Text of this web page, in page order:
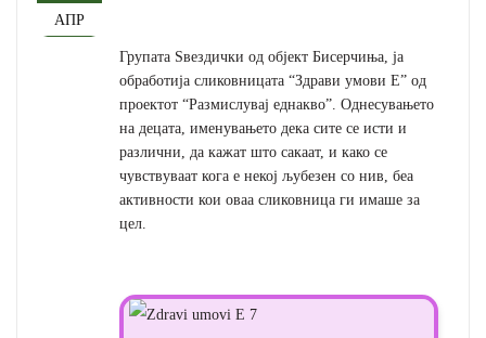
АПР
Групата Ѕвездички од објект Бисерчиња, ја
обработија сликовницата “Здрави умови Е” од
проектот “Размислувај еднакво”. Однесувањето
на децата, именувањето дека сите се исти и
различни, да кажат што сакаат, и како се
чувствуваат кога е некој љубезен со нив, беа
активности кои оваа сликовница ги имаше за
цел.